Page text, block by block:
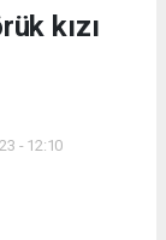
kızı
- 12:10